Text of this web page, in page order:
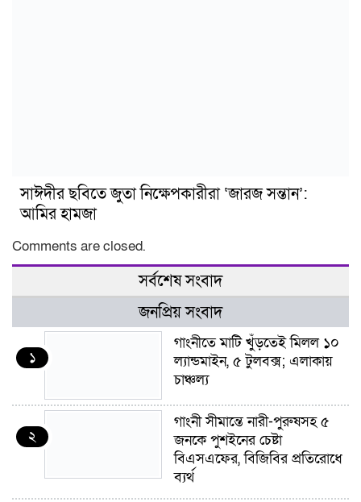
সাঈদীর ছবিতে জুতা নিক্ষেপকারীরা ‘জারজ সন্তান’:
আমির হামজা
Comments are closed.
সর্বশেষ সংবাদ
জনপ্রিয় সংবাদ
১
গাংনীতে মাটি খুঁড়তেই মিলল ১০
ল্যান্ডমাইন, ৫ টুলবক্স; এলাকায়
চাঞ্চল্য
২
গাংনী সীমান্তে নারী-পুরুষসহ ৫
জনকে পুশইনের চেষ্টা
বিএসএফের, বিজিবির প্রতিরোধে
ব্যর্থ